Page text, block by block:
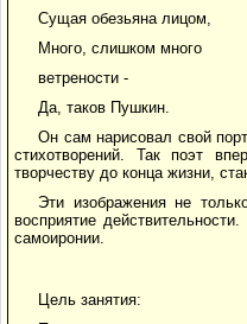
Сущая обезьяна лицом,
Много, слишком много
ветрености -
Да, таков Пушкин.
Он сам нарисовал свой
стихотворений. Так поэт
творчеству до конца жизни,
Эти изображения не
восприятие
самоиронии.
Цель занятия: